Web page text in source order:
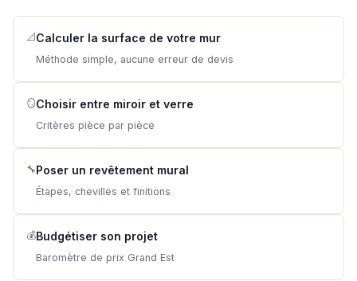
📐 Calculer la surface de votre mur
Méthode simple, aucune erreur de devis
🪞Choisir entre miroir et verre
Critères pièce par pièce
🔧Poser un revêtement mural
Étapes, chevilles et finitions
💰Budgétiser son projet
Baromètre de prix Grand Est